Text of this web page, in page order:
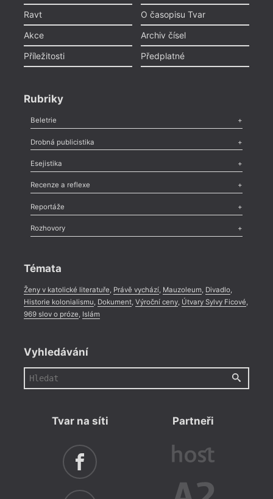
Ravt
Akce
Příležitosti
O časopisu Tvar
Archiv čísel
Předplatné
Rubriky
Beletrie
Poezie,Próza,Dokumenty
Drobná publicistika
Odlesk
Nekrolog,Glosa,Sloupek,Pozvánka,Literární soutěž,
Esejistika
Esej ,Pádlo,Úvaha
Recenze a reflexe
Recenze
Méně slov o próze,Celá rubrika
Reportáže
Literární zítřky
Celá rubrika
Rozhovory
Témata
Ženy v katolické literatuře, Právě vychází, Mauzoleum, Divadlo,
Historie kolonialismu, Dokument, Výroční ceny, Útvary Sylvy Ficové,
969 slov o próze, Islám
Vyhledávání
Tvar na síti Partneři